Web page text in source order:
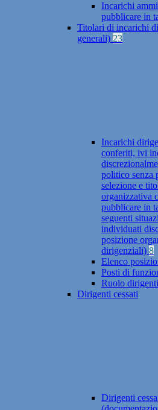
Incarichi
pubblicare in
Titolari di incarichi
generali) 23
Incarichi
conferiti, ivi
politico senza
selezione e
organizzativa
pubblicare in
seguenti
individuati
posizione
dirigenziali) 8
Elenco
Posti di
Ruolo dirigenti
Dirigenti cessati
Dirigenti